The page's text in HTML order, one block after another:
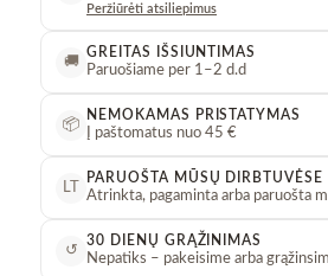
padėkliukas
komplektai!
Peržiūrėti atsiliepimus
🚚
GREITAS IŠSIUNTIMAS
Paruošiame per 1–2 d.d
📦
NEMOKAMAS PRISTATYMAS
Į paštomatus nuo 45 €
LT
PARUOŠTA MŪSŲ DIRBTUVĖSE
Atrinkta, pagaminta arba paruošta
↺
30 DIENŲ GRĄŽINIMAS
Nepatiks – pakeisime arba